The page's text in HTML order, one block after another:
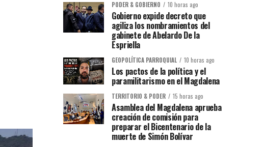
PODER & GOBIERNO 10 horas ago
Gobierno expide decreto que
agiliza los nombramientos del
gabinete de Abelardo De la
Espriella
GEOPOLÍTICA PARROQUIAL 10 horas ago
Los pactos de la política y el
paramilitarismo en el Magdalena
TERRITORIO & PODER 15 horas ago
Asamblea del Magdalena aprueba
creación de comisión para
preparar el Bicentenario de la
muerte de Simón Bolívar